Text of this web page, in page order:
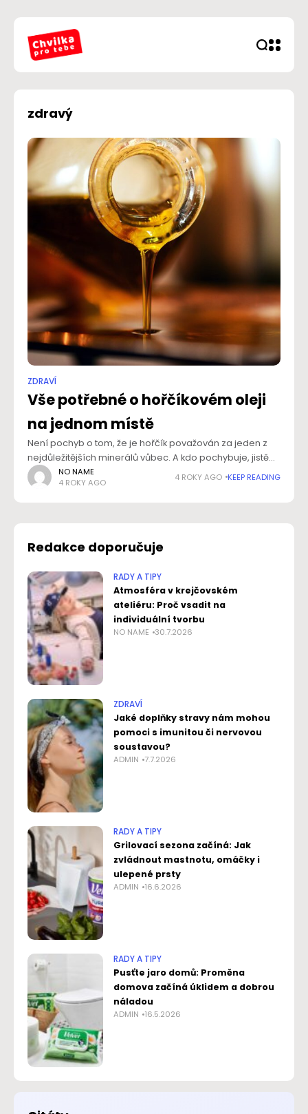
zdravý
ZDRAVÍ
Vše potřebné o hořčíkovém oleji
na jednom místě
Není pochyb o tom, že je hořčík považován za jeden z
nejdůležitějších minerálů vůbec. A kdo pochybuje, jistě
ho přesvědčí fakt, že se podílí na více než třech stovkách
reakcí
NO NAME
4 ROKY AGO
4 ROKY AGO KEEP READING
Redakce doporučuje
RADY A TIPY
Atmosféra v krejčovském
ateliéru: Proč vsadit na
individuální tvorbu
NO NAME 30.7.2026
ZDRAVÍ
Jaké doplňky stravy nám mohou
pomoci s imunitou či nervovou
soustavou?
ADMIN 7.7.2026
RADY A TIPY
Grilovací sezona začíná: Jak
zvládnout mastnotu, omáčky i
ulepené prsty
ADMIN 16.6.2026
RADY A TIPY
Pusťte jaro domů: Proměna
domova začíná úklidem a dobrou
náladou
ADMIN 16.5.2026